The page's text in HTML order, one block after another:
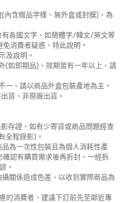
內含贈品字樣、無外盒或封膜)、為
各國文字、如簡體字/韓文/英文等
消費者疑惑、特此說明。
及說明。
(如即期品)、效期皆有一年以上、請
、請以商品外盒包裝產地為主。
貨、非原廠出貨。
存證、如有少寄貨或商品問題經查
全程錄影)。
為一次性包裝且為個人消耗性產
認有購買需求後再拆封、一經拆
。
關係造成色差、以收到實際商品為
的消費者、建議下訂前先至鄰近專